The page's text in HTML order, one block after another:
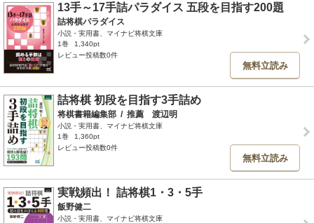
13手～17手詰パラダイス 五段を目指す200題
詰将棋パラダイス
小説・実用書、マイナビ将棋文庫
1巻
1,340pt
レビュー投稿数0件
無料立読み
詰将棋 初段を目指す3手詰め
将棋書籍編集部 / 推薦 渡辺明
小説・実用書、マイナビ将棋文庫
1巻
1,360pt
レビュー投稿数0件
無料立読み
実戦頻出！ 詰将棋1・3・5手
飯野健二
小説・実用書、マイナビ将棋文庫